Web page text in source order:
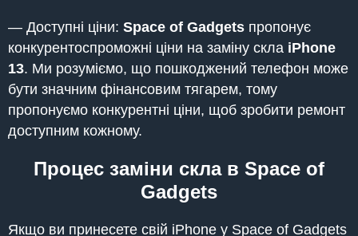
— Доступні ціни: Space of Gadgets пропонує
конкурентоспроможні ціни на заміну скла iPhone
13. Ми розуміємо, що пошкоджений телефон може
бути значним фінансовим тягарем, тому
пропонуємо конкурентні ціни, щоб зробити ремонт
доступним кожному.
Процес заміни скла в Space of
Gadgets
Якщо ви принесете свій iPhone у Space of Gadgets